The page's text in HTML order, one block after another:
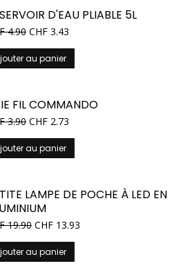
plusieurs
choisies
D'EAU PLIABLE 5L
4.90 CHF 3.43
au panier
FIL COMMANDO
3.90 CHF 2.73
au panier
LAMPE DE POCHE À LED EN
19.90 CHF 13.93
au panier